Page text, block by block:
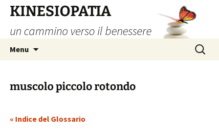
contenuto
KINESIOPATIA
un cammino verso il benessere
Menu
Ricerca
per:
muscolo piccolo rotondo
« Indice del Glossario